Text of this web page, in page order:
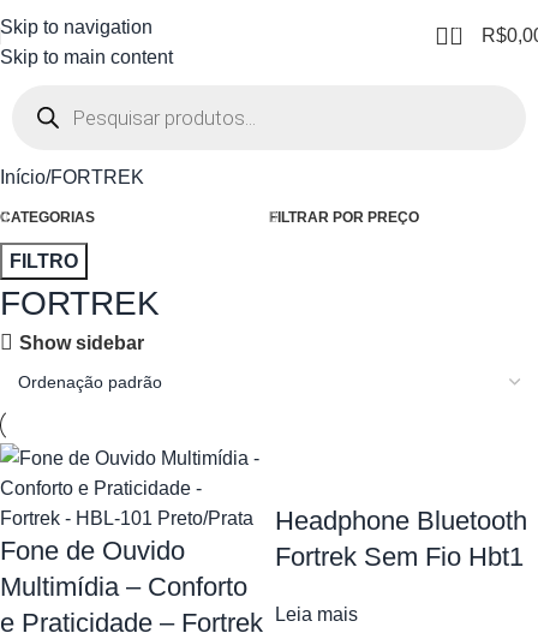
Skip to navigation
Skip to main content
0 R$
Início FORTREK
CATEGORIAS FILTRAR POR PREÇO
FILTRO
FORTREK
Show sidebar
Fone de Ouvido
Multimídia – Conforto
e Praticidade – Fortrek
Headphone Bluetooth
Fortrek Sem Fio Hbt1
Leia mais